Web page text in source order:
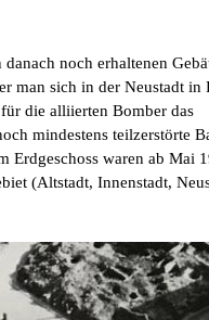
noch erhaltenen
man sich in der Neustadt in
die alliierten Bomber das
mindestens teilzerstörte
Erdgeschoss waren ab Mai
(Altstadt, Innenstadt,